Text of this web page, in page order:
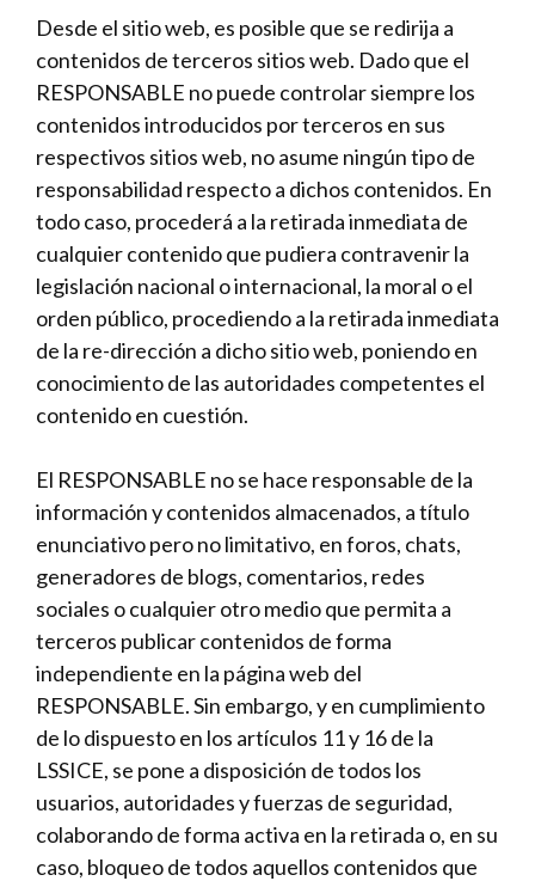
Desde el sitio web, es posible que se redirija a
contenidos de terceros sitios web. Dado que el
RESPONSABLE no puede controlar siempre los
contenidos introducidos por terceros en sus
respectivos sitios web, no asume ningún tipo de
responsabilidad respecto a dichos contenidos. En
todo caso, procederá a la retirada inmediata de
cualquier contenido que pudiera contravenir la
legislación nacional o internacional, la moral o el
orden público, procediendo a la retirada inmediata
de la re-dirección a dicho sitio web, poniendo en
conocimiento de las autoridades competentes el
contenido en cuestión.
El RESPONSABLE no se hace responsable de la
información y contenidos almacenados, a título
enunciativo pero no limitativo, en foros, chats,
generadores de blogs, comentarios, redes
sociales o cualquier otro medio que permita a
terceros publicar contenidos de forma
independiente en la página web del
RESPONSABLE. Sin embargo, y en cumplimiento
de lo dispuesto en los artículos 11 y 16 de la
LSSICE, se pone a disposición de todos los
usuarios, autoridades y fuerzas de seguridad,
colaborando de forma activa en la retirada o, en su
caso, bloqueo de todos aquellos contenidos que